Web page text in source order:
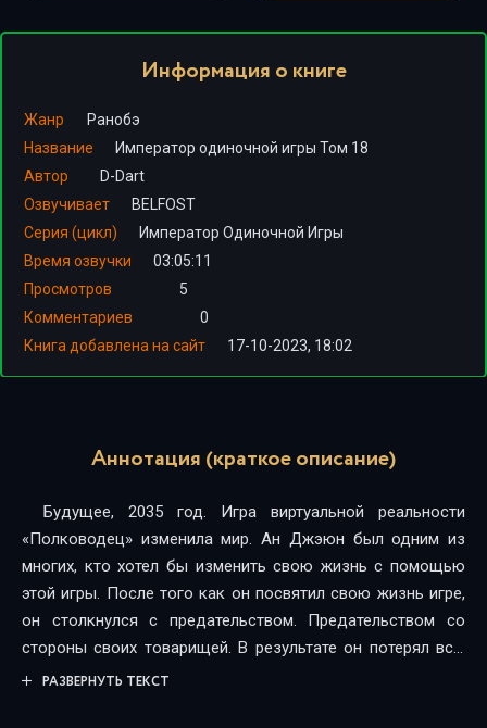
Информация о книге
Жанр
Ранобэ
Название
Император одиночной игры Том 18
Автор
D-Dart
Озвучивает
BELFOST
Серия (цикл)
Император Одиночной Игры
Время озвучки
03:05:11
Просмотров
5
Комментариев
0
Книга добавлена на сайт
17-10-2023, 18:02
Аннотация (краткое описание)
Будущее, 2035 год. Игра виртуальной реальности
«Полководец» изменила мир. Ан Джэюн был одним из
многих, кто хотел бы изменить свою жизнь с помощью
этой игры. После того как он посвятил свою жизнь игре,
он столкнулся с предательством. Предательством со
стороны своих товарищей. В результате он потерял все.
Но ему был дан шанс начать все с чистого листа!
РАЗВЕРНУТЬ ТЕКСТ